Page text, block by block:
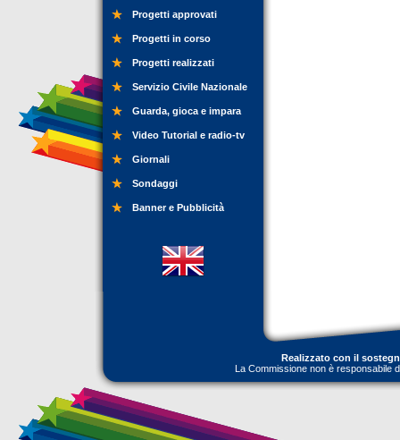
Progetti approvati
Progetti in corso
Progetti realizzati
Servizio Civile Nazionale
Guarda, gioca e impara
Video Tutorial e radio-tv
Giornali
Sondaggi
Banner e Pubblicità
Realizzato con il
La Commissione non è responsabile